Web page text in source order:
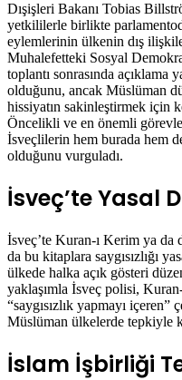
Dışişleri Bakanı Tobias
yetkililerle birlikte
eylemlerinin ülkenin dış
Muhalefetteki Sosyal
toplantı sonrasında
olduğunu, ancak Müslüman
hissiyatın sakinleştirmek için
Öncelikli ve en önemli
İsveçlilerin hem burada hem
olduğunu vurguladı.
İsveç’te Yasal
İsveç’te Kuran-ı Kerim ya da
da bu kitaplara saygısızlığı
ülkede halka açık gösteri
yaklaşımla İsveç polisi,
“saygısızlık yapmayı
Müslüman ülkelerde tepkiyle
İslam İşbirliği